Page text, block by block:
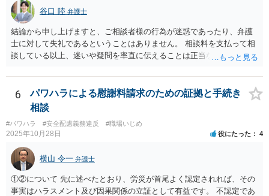
谷口 陸 弁護士
結論から申し上げますと、ご相談者様の行為が迷惑であったり、弁護
士に対して失礼であるということはありません。 相談料を支払って相
談している以上、迷いや疑問を率直に伝えることは正当な行為です。
に解決している中で個人を訴える案件は、法的・実務的にハードルが
高く、実益も乏しいと判断されやすいため、対応をためらう弁護士が
多いという事情があります。ただし、それを理由に怒鳴ったり感情的
に対応することは、適切とは言えません。 また、複数の弁護士に相談
すること自体も全く失礼ではありません。相性や考え方を見極めるた
めに意見を聞くことは、ごく自然なことです。 本件は「法的に可能
か」と「お気持ちの整理」との間で悩まれている状況と拝察します。
結果の見通しや実益を踏まえつつ、納得できる判断ができるよう、冷
静に話を聞いてくれる弁護士を選ばれることが大切だと思います。 少
しでもご参考になれば幸いです。
6
パワハラによる慰謝料請求のための証拠と手続き
相談
#パワハラ #安全配慮義務違反 #職場いじめ
2025年10月28日 役にたった 4
横山 令一 弁護士
①②について 先に述べたとおり、労災が首尾よく認定されれば、その
事実はハラスメント及び因果関係の立証として有益です。 不認定であ